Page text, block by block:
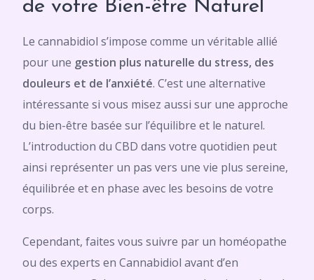
de votre Bien-être Naturel
Le cannabidiol s’impose comme un véritable allié
pour une gestion plus naturelle du stress, des
douleurs et de l’anxiété. C’est une alternative
intéressante si vous misez aussi sur une approche
du bien-être basée sur l’équilibre et le naturel.
L’introduction du CBD dans votre quotidien peut
ainsi représenter un pas vers une vie plus sereine,
équilibrée et en phase avec les besoins de votre
corps.
Cependant, faites vous suivre par un homéopathe
ou des experts en Cannabidiol avant d’en